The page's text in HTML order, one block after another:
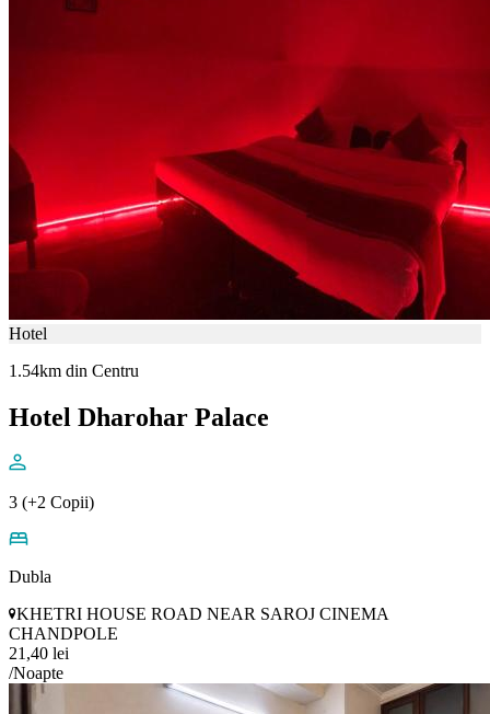
Hotel
1.54km din Centru
Hotel Dharohar Palace
3 (+2 Copii)
Dubla
KHETRI HOUSE ROAD NEAR SAROJ CINEMA
CHANDPOLE
21,40 lei
/Noapte